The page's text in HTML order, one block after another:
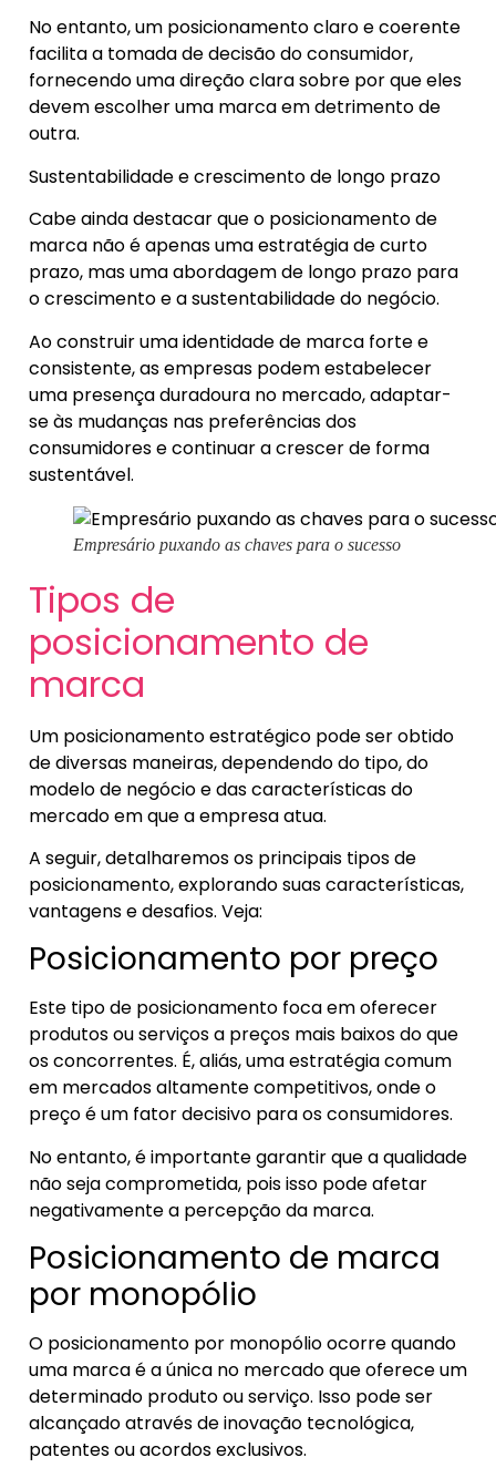
No entanto, um posicionamento claro e coerente
facilita a tomada de decisão do consumidor,
fornecendo uma direção clara sobre por que eles
devem escolher uma marca em detrimento de
outra.
Sustentabilidade e crescimento de longo prazo
Cabe ainda destacar que o posicionamento de
marca não é apenas uma estratégia de curto
prazo, mas uma abordagem de longo prazo para
o crescimento e a sustentabilidade do negócio.
Ao construir uma identidade de marca forte e
consistente, as empresas podem estabelecer
uma presença duradoura no mercado, adaptar-
se às mudanças nas preferências dos
consumidores e continuar a crescer de forma
sustentável.
Empresário puxando as chaves para o sucesso
Tipos de
posicionamento de
marca
Um posicionamento estratégico pode ser obtido
de diversas maneiras, dependendo do tipo, do
modelo de negócio e das características do
mercado em que a empresa atua.
A seguir, detalharemos os principais tipos de
posicionamento, explorando suas características,
vantagens e desafios. Veja:
Posicionamento por preço
Este tipo de posicionamento foca em oferecer
produtos ou serviços a preços mais baixos do que
os concorrentes. É, aliás, uma estratégia comum
em mercados altamente competitivos, onde o
preço é um fator decisivo para os consumidores.
No entanto, é importante garantir que a qualidade
não seja comprometida, pois isso pode afetar
negativamente a percepção da marca.
Posicionamento de marca
por monopólio
O posicionamento por monopólio ocorre quando
uma marca é a única no mercado que oferece um
determinado produto ou serviço. Isso pode ser
alcançado através de inovação tecnológica,
patentes ou acordos exclusivos.